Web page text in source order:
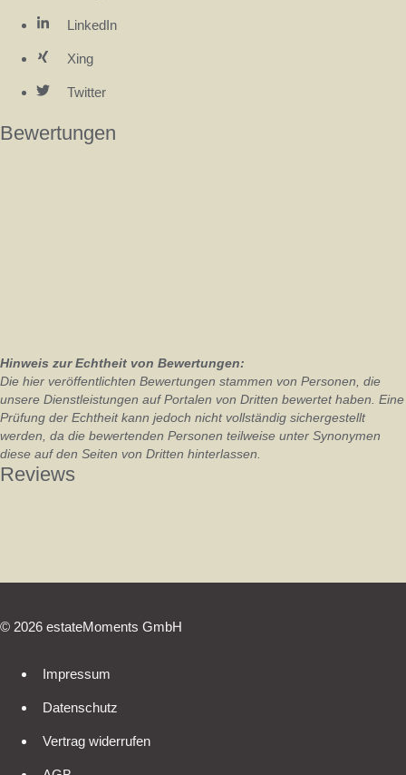
LinkedIn
Xing
Twitter
Bewertungen
Hinweis zur Echtheit von Bewertungen:
Die hier veröffentlichten Bewertungen stammen von Personen, die
unsere Dienstleistungen auf Portalen von Dritten bewertet haben. Eine
Prüfung der Echtheit kann jedoch nicht vollständig sichergestellt
werden, da die bewertenden Personen teilweise unter Synonymen
diese auf den Seiten von Dritten hinterlassen.
Reviews
© 2026 estateMoments GmbH
Impressum
Datenschutz
Vertrag widerrufen